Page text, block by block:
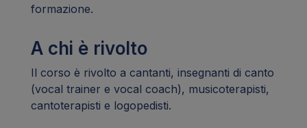
formazione.
A chi è rivolto
Il corso è rivolto a cantanti, insegnanti di canto
(vocal trainer e vocal coach), musicoterapisti,
cantoterapisti e logopedisti.